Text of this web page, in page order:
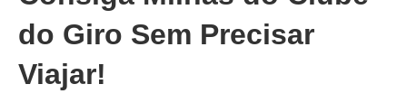
do Giro Sem Precisar
Viajar!